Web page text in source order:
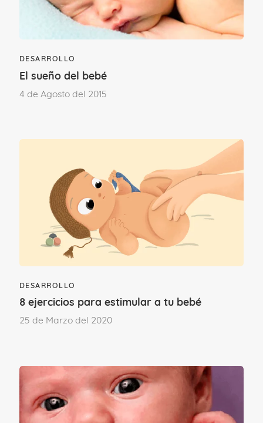
¿Te ha gustado este contenido?
¡Sí, mucho!
No tanto como
esperaba
DESARROLLO
El sueño del bebé
4 de Agosto del 2015
DESARROLLO
8 ejercicios para estimular a tu bebé
25 de Marzo del 2020